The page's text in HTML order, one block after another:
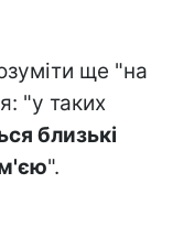
ще "на
"у таких
близькі
".